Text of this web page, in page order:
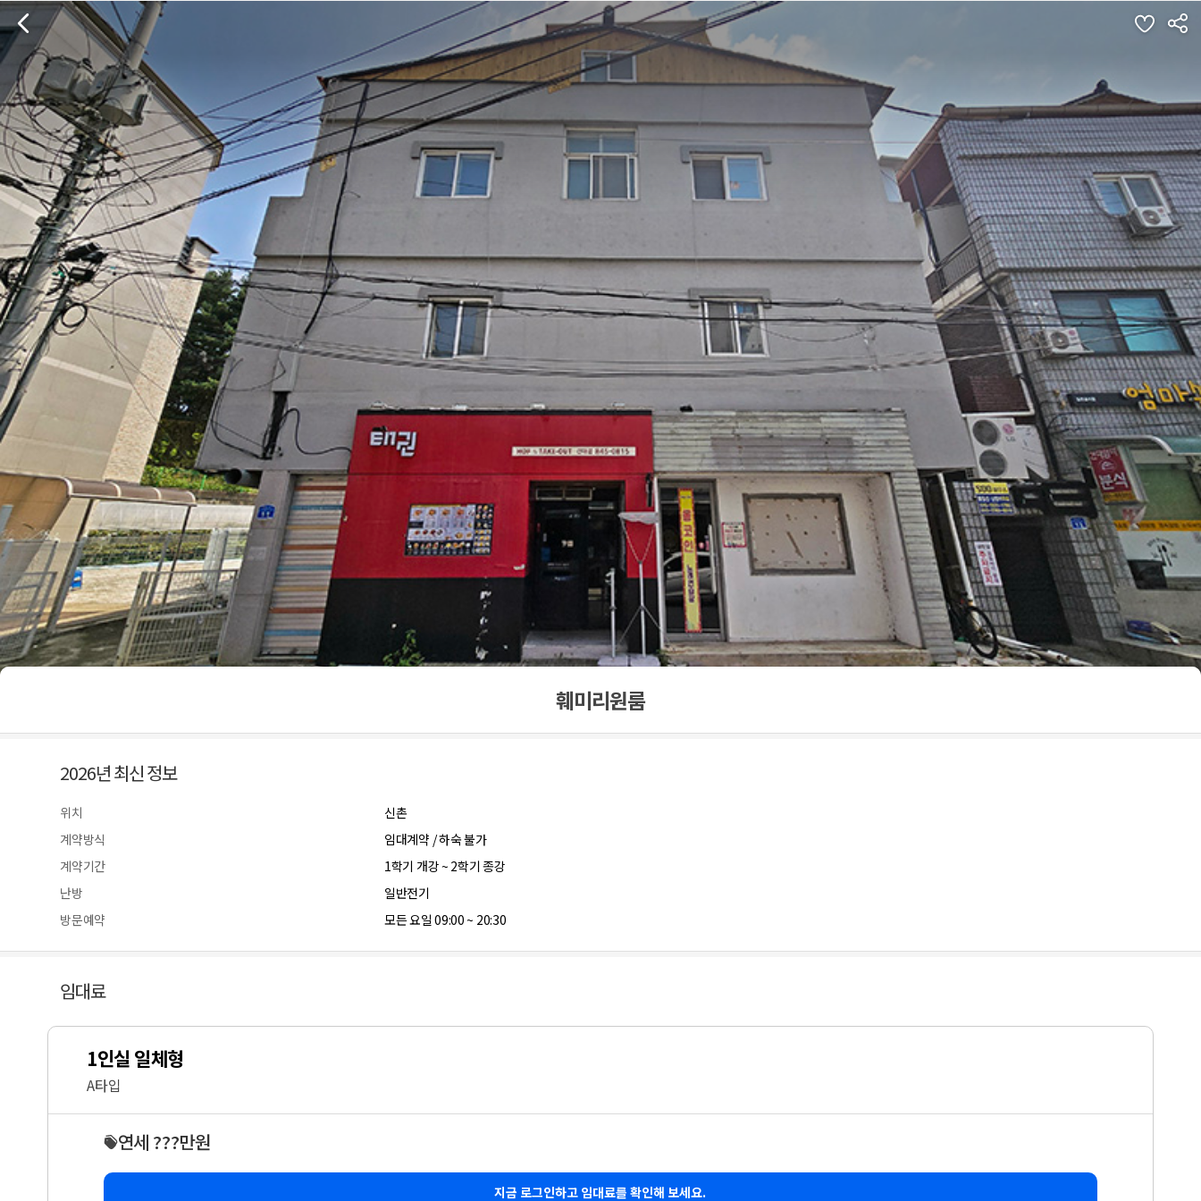
훼미리원룸
2026년 최신 정보
위치
신촌
계약방식
임대계약 / 하숙 불가
계약기간
1학기 개강 ~ 2학기 종강
난방
일반전기
방문예약
모든 요일 09:00 ~ 20:30
임대료
1인실 일체형
A타입
연세 ???만원
지금 로그인하고 임대료를 확인해 보세요.